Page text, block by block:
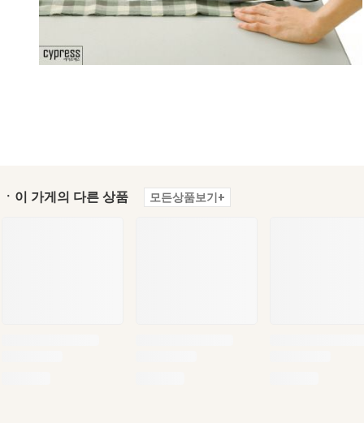
ㆍ이 가게의 다른 상품 모든상품보기+